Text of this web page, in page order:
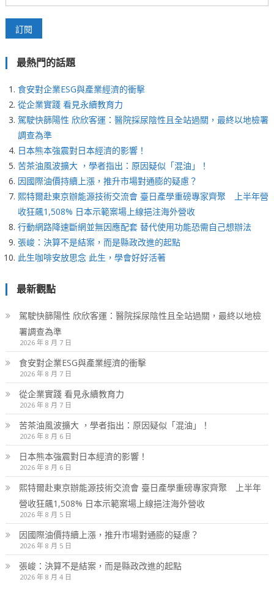
最熱門的話題
食安對企業ESG與產業經濟的衝擊
從企業實踐 看見永續教育力
駕駛快篩陽性 欣欣客運：醫院採尿陰性且全站過關，最終以地檢署
調查為準
日本熊本強震對日本經濟的影響！
苦茶油風波擴大 ，學者指出：原因疑似「混油」！
因國際油價持續上漲，推升市場對通膨的疑慮？
熙特爾赴東京辦能源技術交流會 臺日產學重磅專家齊聚 上半年營
收狂飆1,508% 日本示範案場上線挹注海外營收
行動網路降速斷網並無因應配套 替代使用功能恐需自己想辦法
張峻：決算不是結案，而是縣政改進的起點
此生咖啡安放思念 此生，學會好好活著
最新觀點
駕駛快篩陽性 欣欣客運：醫院採尿陰性且全站過關，最終以地檢
署調查為準
2026 年 8 月 7 日
食安對企業ESG與產業經濟的衝擊
2026 年 8 月 7 日
從企業實踐 看見永續教育力
2026 年 8 月 7 日
苦茶油風波擴大 ，學者指出：原因疑似「混油」！
2026 年 8 月 6 日
日本熊本強震對日本經濟的影響！
2026 年 8 月 6 日
熙特爾赴東京辦能源技術交流會 臺日產學重磅專家齊聚 上半年
營收狂飆1,508% 日本示範案場上線挹注海外營收
2026 年 8 月 5 日
因國際油價持續上漲，推升市場對通膨的疑慮？
2026 年 8 月 5 日
張峻：決算不是結案，而是縣政改進的起點
2026 年 8 月 4 日